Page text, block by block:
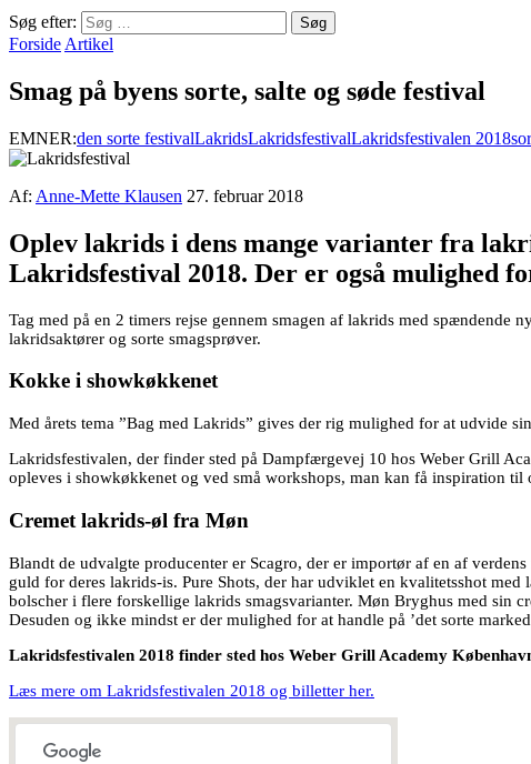
Søg efter:
Forside Artikel
Smag på byens sorte, salte og søde festival
EMNER:den sorte festivalLakridsLakridsfestivalLakridsfestivalen 2018
Af: Anne-Mette Klausen 27. februar 2018
Oplev lakrids i dens mange varianter fra
Lakridsfestival 2018. Der er også mulighed
Tag med på en 2 timers rejse gennem smagen af lakrids med
lakridsaktører og sorte smagsprøver.
Kokke i showkøkkenet
Med årets tema ”Bag med Lakrids” gives der rig mulighed for at udvide
Lakridsfestivalen, der finder sted på Dampfærgevej 10 hos Weber Grill
opleves i showkøkkenet og ved små workshops, man kan få inspiration
Cremet lakrids-øl fra Møn
Blandt de udvalgte producenter er Scagro, der er importør af en af
guld for deres lakrids-is. Pure Shots, der har udviklet en kvalitetsshot
bolscher i flere forskellige lakrids smagsvarianter. Møn Bryghus med sin
Desuden og ikke mindst er der mulighed for at handle på ’det sorte
Lakridsfestivalen 2018 finder sted hos Weber Grill Academy
Læs mere om Lakridsfestivalen 2018 og billetter her.